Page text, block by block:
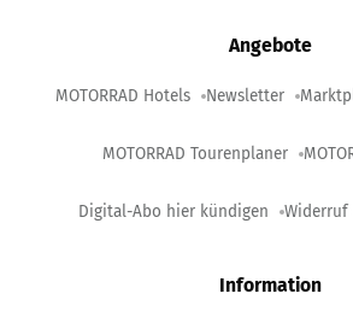
Angebote
MOTORRAD Hotels Newsletter
MOTORRAD Tourenplaner
Digital-Abo hier kündigen Widerruf
Information